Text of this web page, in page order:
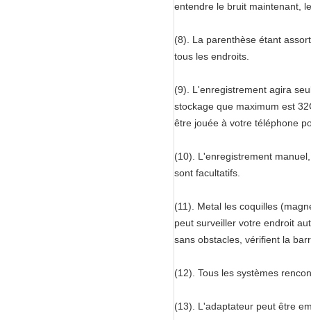
entendre le bruit maintenant,
(8). La parenthèse étant
tous les endroits.
(9). L'enregistrement agira
stockage que maximum est
être jouée à votre téléphone
(10). L'enregistrement
sont facultatifs.
(11). Metal les coquilles
peut surveiller votre endroit
sans obstacles, vérifient la
(12). Tous les systèmes
(13). L'adaptateur peut être